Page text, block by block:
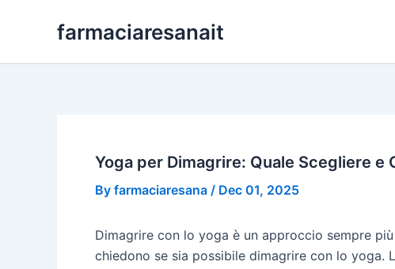
farmaciaresanait
Yoga per Dimagrire: Quale Scegliere e
By farmaciaresana / Dec 01, 2025
Dimagrire con lo yoga è un approccio sempre
chiedono se sia possibile dimagrire con lo yoga.